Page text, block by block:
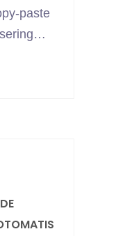
paste